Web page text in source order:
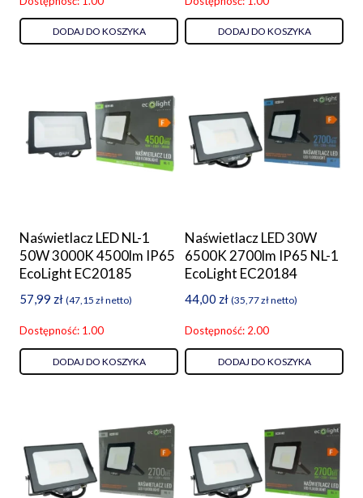
DODAJ DO KOSZYKA DODAJ DO KOSZYKA
Naświetlacz LED NL-1
50W 3000K 4500lm IP65
EcoLight EC20185
57,99 zł (47,15 złnetto)
Dostępność: 1.00
DODAJ DO KOSZYKA
Naświetlacz LED 30W
6500K 2700lm IP65 NL-1
EcoLight EC20184
44,00 zł (35,77złnetto)
Dostępność: 2.00
DODAJ DO KOSZYKA